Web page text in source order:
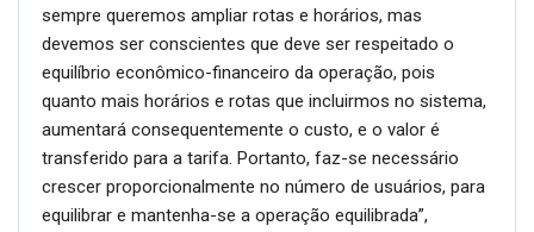
sempre queremos ampliar rotas e horários, mas
devemos ser conscientes que deve ser respeitado o
equilíbrio econômico-financeiro da operação, pois
quanto mais horários e rotas que incluirmos no sistema,
aumentará consequentemente o custo, e o valor é
transferido para a tarifa. Portanto, faz-se necessário
crescer proporcionalmente no número de usuários, para
equilibrar e mantenha-se a operação equilibrada”,